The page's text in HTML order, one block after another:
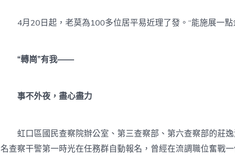
4月20日起，老莫為100多位居平易近理了發。“能施展一點
“轉崗”有我——
事不外夜，盡心盡力
虹口區國民查察院辦公室、第三查察部、第六查察部的莊逸
名查察干警第一時光在任務群自動報名，曾經在流調職位奮戰一